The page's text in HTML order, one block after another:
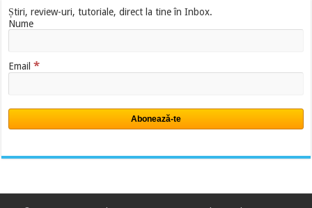
Știri, review-uri, tutoriale, direct la tine în Inbox.
Nume
Email*